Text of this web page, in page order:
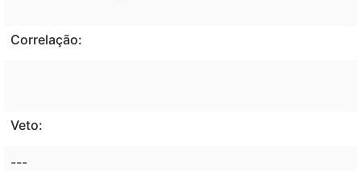
Correlação:
Veto:
---